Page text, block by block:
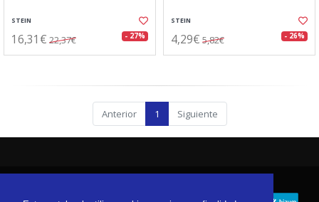
STEIN
16,31€ 22,37€ - 27%
STEIN
4,29€ 5,82€ - 26%
Anterior 1 Siguiente